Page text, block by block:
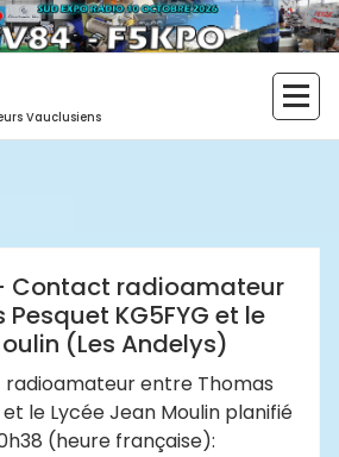
Vauclusiens
Contact radioamateur
KG5FYG et le
(Les Andelys)
radioamateur entre Thomas
et le Lycée Jean Moulin planifié
(heure française):